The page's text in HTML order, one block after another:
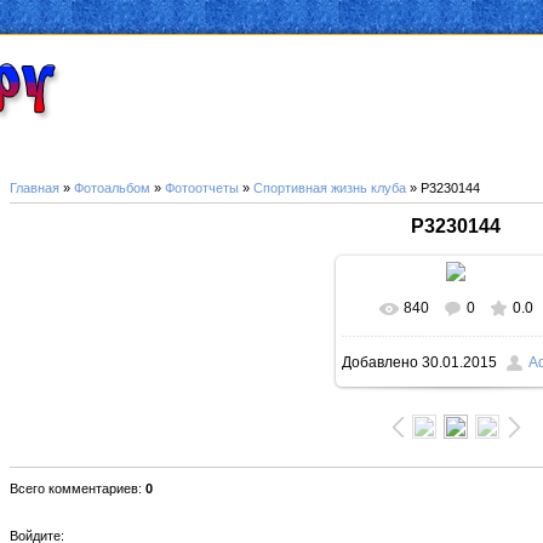
Главная » Фотоальбом » Фотоотчеты » Спортивная жизнь клуба » P3230144
P3230144
В реальном размере
1000x750/ 101.0Kb
840 0 0.0
Добавлено30.01.2015
Всего комментариев: 0
Войдите: